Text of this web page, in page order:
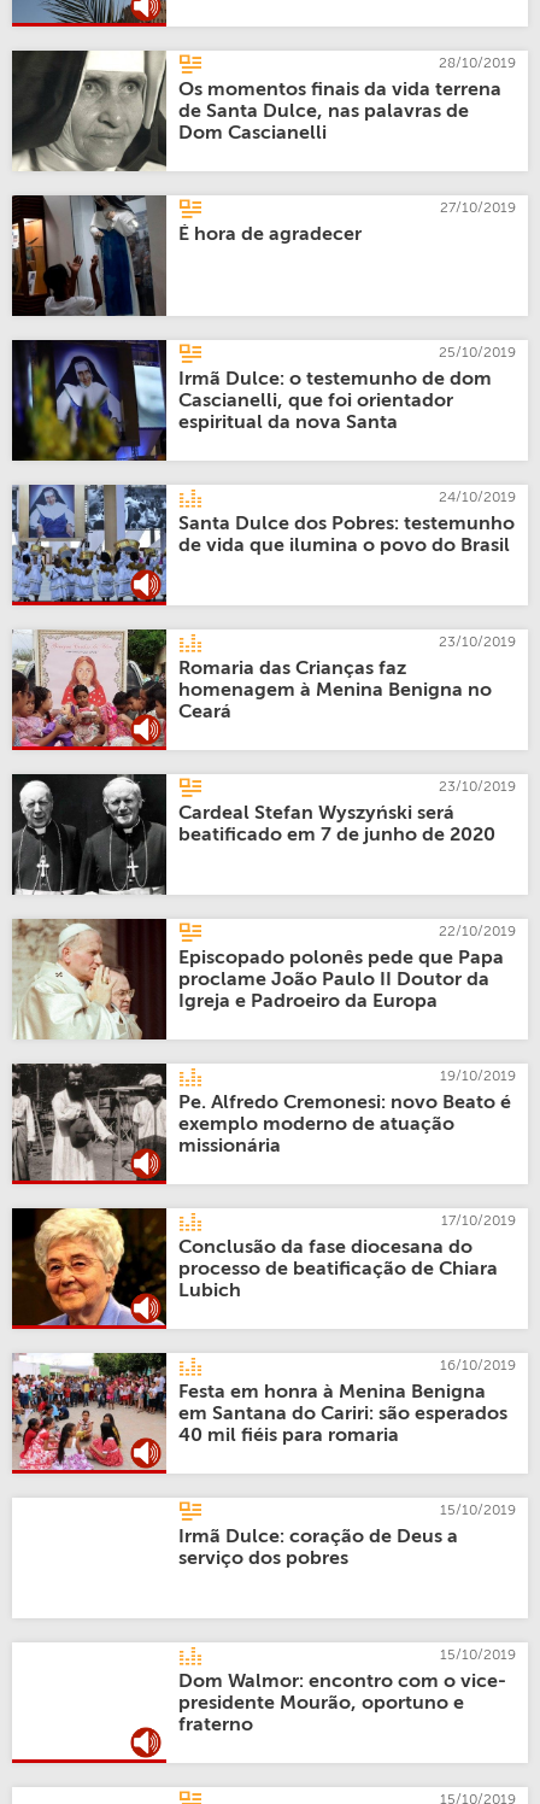
28/10/2019
Os momentos finais da vida terrena
de Santa Dulce, nas palavras de
Dom Cascianelli
27/10/2019
É hora de agradecer
25/10/2019
Irmã Dulce: o testemunho de dom
Cascianelli, que foi orientador
espiritual da nova Santa
24/10/2019
Santa Dulce dos Pobres: testemunho
de vida que ilumina o povo do Brasil
23/10/2019
Romaria das Crianças faz
homenagem à Menina Benigna no
Ceará
23/10/2019
Cardeal Stefan Wyszyński será
beatificado em 7 de junho de 2020
22/10/2019
Episcopado polonês pede que Papa
proclame João Paulo II Doutor da
Igreja e Padroeiro da Europa
19/10/2019
Pe. Alfredo Cremonesi: novo Beato é
exemplo moderno de atuação
missionária
17/10/2019
Conclusão da fase diocesana do
processo de beatificação de Chiara
Lubich
16/10/2019
Festa em honra à Menina Benigna
em Santana do Cariri: são esperados
40 mil fiéis para romaria
15/10/2019
Irmã Dulce: coração de Deus a
serviço dos pobres
15/10/2019
Dom Walmor: encontro com o vice-
presidente Mourão, oportuno e
fraterno
15/10/2019